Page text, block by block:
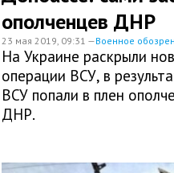
ополченцев ДНР
23 мая 2019, 09:31 —Военное
На Украине раскрыли
операции ВСУ, в
ВСУ попали в плен
ДНР.